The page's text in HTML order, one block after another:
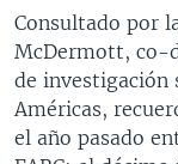
Consultado por
McDermott, co-
de investigación
Américas,
el año pasado